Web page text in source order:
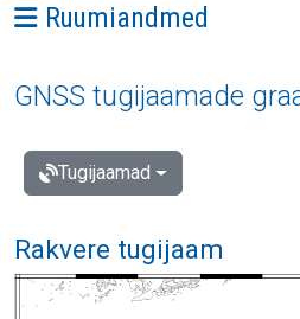
Ava menüü: Ruumiandmed
Ruumiandmed
GNSS tugijaamade
Tugijaamad
Rakvere tugijaam